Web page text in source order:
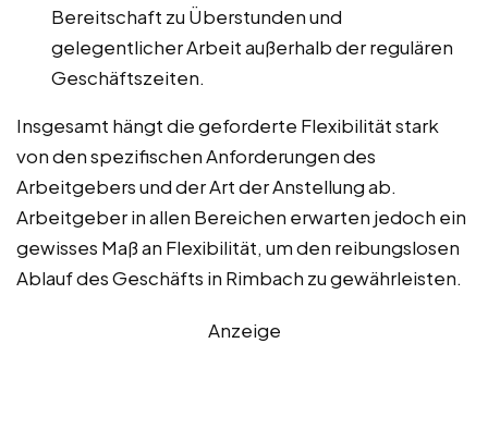
Bereitschaft zu Überstunden und
gelegentlicher Arbeit außerhalb der regulären
Geschäftszeiten.
Insgesamt hängt die geforderte Flexibilität stark
von den spezifischen Anforderungen des
Arbeitgebers und der Art der Anstellung ab.
Arbeitgeber in allen Bereichen erwarten jedoch ein
gewisses Maß an Flexibilität, um den reibungslosen
Ablauf des Geschäfts in Rimbach zu gewährleisten.
Anzeige